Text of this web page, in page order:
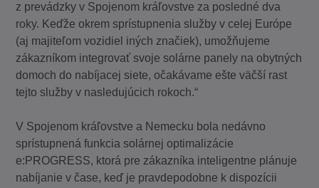
z prevádzky v Spojenom kráľovstve za posledné dva
roky. Keďže okrem sprístupnenia služby v celej Európe
(aj majiteľom vozidiel iných značiek), umožňujeme
zákazníkom integrovať svoje solárne panely na obytných
domoch do nabíjacej siete, očakávame ešte väčší rast
tejto služby v nasledujúcich rokoch.“
V Spojenom kráľovstve a Nemecku bola nedávno
sprístupnená funkcia solárnej optimalizácie
e:PROGRESS, ktorá pre zákazníka inteligentne plánuje
nabíjanie v čase, keď je pravdepodobne k dispozícii